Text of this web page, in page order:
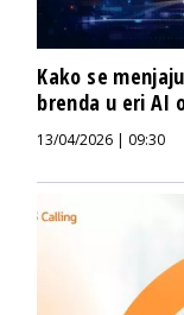
Kako se
brenda u eri AI
13/04/2026 | 09:30